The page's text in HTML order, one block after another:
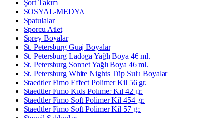
Şort Takım
SOSYAL-MEDYA
Spatulalar
Sporcu Atlet
Sprey Boyalar
St. Petersburg Guaj Boyalar
St. Petersburg Ladoga Yağlı Boya 46 ml.
St. Petersburg Sonnet Yağlı Boya 46 ml.
St. Petersburg White Nights Tüp Sulu Boyalar
Staedtler Fimo Effect Polimer Kil 56 gr.
Staedtler Fimo Kids Polimer Kil 42 gr.
Staedtler Fimo Soft Polimer Kil 454 gr.
Staedtler Fimo Soft Polimer Kil 57 gr.